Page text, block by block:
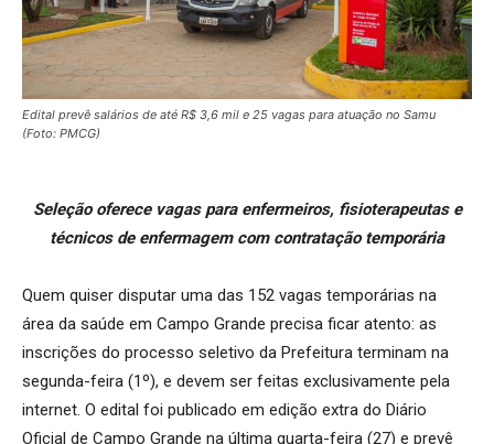
Edital prevê salários de até R$ 3,6 mil e 25 vagas para atuação no Samu
(Foto: PMCG)
Seleção oferece vagas para enfermeiros, fisioterapeutas e
técnicos de enfermagem com contratação temporária
Quem quiser disputar uma das 152 vagas temporárias na
área da saúde em Campo Grande precisa ficar atento: as
inscrições do processo seletivo da Prefeitura terminam na
segunda-feira (1º), e devem ser feitas exclusivamente pela
internet. O edital foi publicado em edição extra do Diário
Oficial de Campo Grande na última quarta-feira (27) e prevê